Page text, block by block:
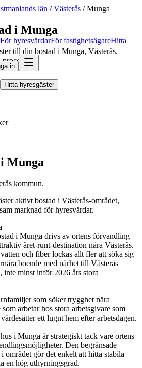
För hyresvärdarFör fastighetsägareHitta
in
län /Västerås /Munga
i Munga
till din bostad i Munga, Västerås.
Hitta hyresgäster
Munga
kommun.
aktivt bostad i Västerås-området,
marknad för hyresvärdar.
i Munga drivs av ortens förvandling
året-runt-destination nära Västerås.
och fiber lockas allt fler att söka sig
boende med närhet till Västerås
inte minst inför 2026 års stora
som söker trygghet nära
arbetar hos stora arbetsgivare som
ett lugnt hem efter arbetsdagen.
i Munga är strategiskt tack vare ortens
Den begränsade
området gör det enkelt att hitta stabila
en hög uthyrningsgrad.